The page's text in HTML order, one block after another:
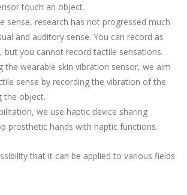
touch an object.
sense, research has not progressed much
and auditory sense. You can record as
but you cannot record tactile sensations.
the wearable skin vibration sensor, we aim
sense by recording the vibration of the
the object.
we use haptic device sharing
prosthetic hands with haptic functions.
that it can be applied to various fields